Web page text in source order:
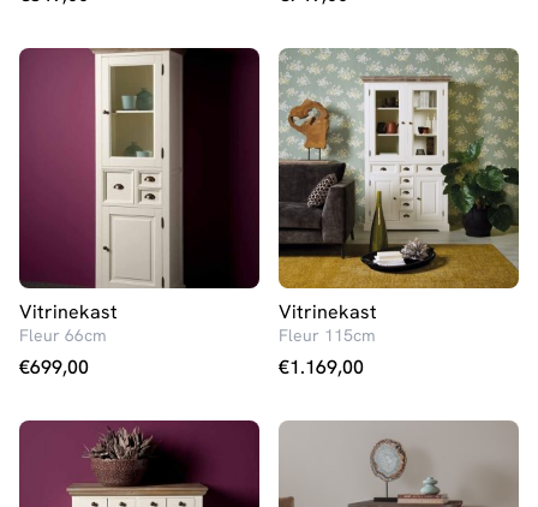
Vitrinekast
Fleur 66cm
€699,00
Vitrinekast
Fleur 115cm
€1.169,00